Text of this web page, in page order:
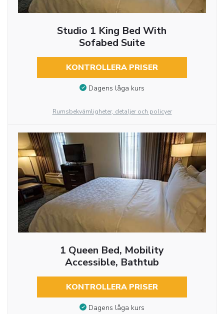
Studio 1 King Bed With
Sofabed Suite
KONTROLLERA PRISER
Dagens låga kurs
Rumsbekvämligheter, detaljer och policyer
1 Queen Bed, Mobility
Accessible, Bathtub
KONTROLLERA PRISER
Dagens låga kurs